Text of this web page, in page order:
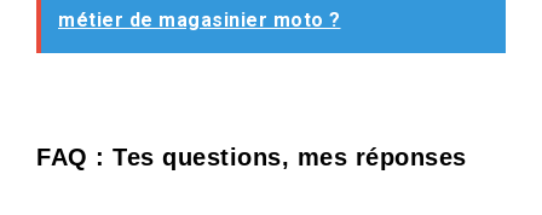
métier de magasinier moto ?
FAQ : Tes questions, mes réponses